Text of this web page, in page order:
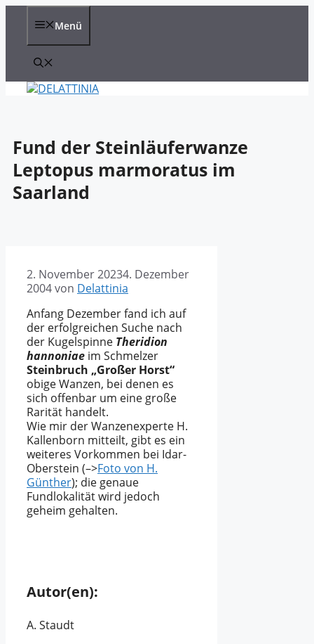
Zum
Menü
Fund der Steinläuferwanze
Leptopus marmoratus im
Saarland
2. November 20234. Dezember
2004von Delattinia
Anfang Dezember fand ich auf
der erfolgreichen Suche nach
der Kugelspinne Theridion
hannoniae im Schmelzer
Steinbruch „Großer Horst“
obige Wanzen, bei denen es
sich offenbar um eine große
Rarität handelt.
Wie mir der Wanzenexperte H.
Kallenborn mitteilt, gibt es ein
weiteres Vorkommen bei Idar-
Oberstein (–>Foto von H.
Günther); die genaue
Fundlokalität wird jedoch
geheim gehalten.
Autor(en):
A. Staudt